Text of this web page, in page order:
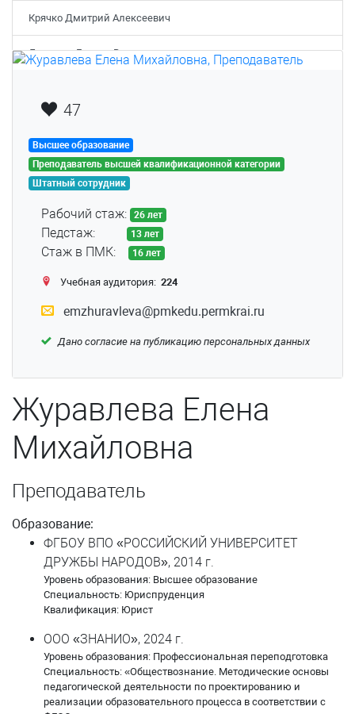
Крячко Дмитрий Алексеевич
Летунова Галина Владимировна
Мустакимова Александра Александровна
Никитина Анастасия Владимировна
Нифантов Дмитрий Алексеевич
Носкова Ольга Александровна
Поденьщиков Никита Дмитриевич
Пономарева Ольга Анатольевна
Приказчиков Игорь Владимирович
Приказчикова Ольга Сергеевна
Рандина Анна Александровна
Родионова Наталья Николаевна
Самсонова Надежда Сергеевна
47
Высшее образование
Преподаватель высшей квалификационной категории
Штатный сотрудник
Рабочий стаж: 26 лет
Педстаж: 13 лет
Стаж в ПМК: 16 лет
Учебная аудитория: 224
emzhuravleva@pmkedu.permkrai.ru
Дано согласие на публикацию персональных данных
Журавлева Елена
Михайловна
Преподаватель
Образование:
ФГБОУ ВПО «РОССИЙСКИЙ УНИВЕРСИТЕТ
ДРУЖБЫ НАРОДОВ», 2014 г.
Уровень образования: Высшее образование
Специальность: Юриспруденция
Квалификация: Юрист
ООО «ЗНАНИО», 2024 г.
Уровень образования: Профессиональная переподготовка
Специальность: «Обществознание. Методические основы
педагогической деятельности по проектированию и
реализации образовательного процесса в соответствии с